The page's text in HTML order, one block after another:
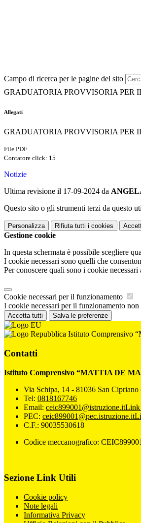
Campo di ricerca per le pagine del sito
GRADUATORIA PROVVISORIA PER
Allegati
GRADUATORIA PROVVISORIA PER
File PDF
Contatore click: 15
Notizie
Ultima revisione il 17-09-2024 da
Questo sito o gli strumenti terzi da questo
Personalizza Rifiuta tutti i cookies
Gestione cookie
In questa schermata è possibile scegliere
I cookie necessari sono quelli che
Per conoscere quali sono i cookie
Cookie necessari per il funzionamento
I cookie necessari per il funzionamento
Accetta tutti Salva le preferenze
Istituto Comprensivo
Contatti
Istituto Comprensivo “MATTIA DE
Via Schipa, 14 - 81036 San
Tel: 0818167746
Email: ceic899001@istruzione.itLink
PEC: ceic899001@pec.istruzione.it
C.F.: 90035530618
Codice meccanografico: CEIC899001
Sezione Link Utili
Cookie policy
Note legali
Informativa Privacy